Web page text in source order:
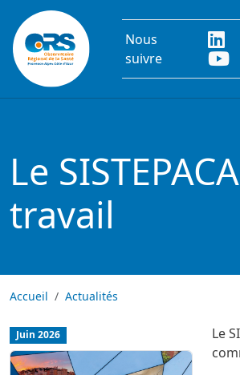
Aller au contenu principal
Nous
suivre
Le
travail
Accueil Actualités
Juin 2026
img-actu
Image
Le